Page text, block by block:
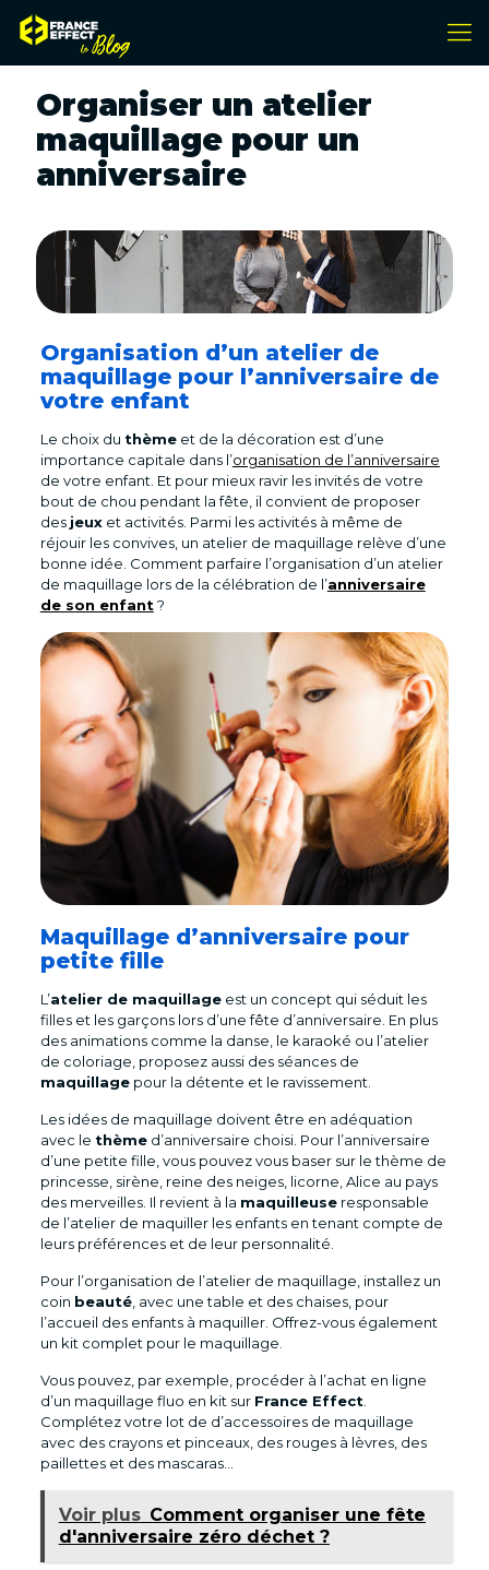
Organiser un atelier
maquillage pour un
anniversaire
Organisation d’un atelier de
maquillage pour l’anniversaire de
votre enfant
Le choix du thèmeet de la décoration est d’une
importance capitale dans l’organisation de l’anniversaire
de votre enfant. Et pour mieux ravir les invités de votre
bout de chou pendant la fête, il convient de proposer
des jeuxet activités. Parmi les activités à même de
réjouir les convives, un atelier de maquillage relève d’une
bonne idée. Comment parfaire l’organisation d’un atelier
de maquillage lors de la célébration de l’anniversaire
de son enfant?
Maquillage d’anniversaire pour
petite fille
L’atelier de maquillageest un concept qui séduit les
filles et les garçons lors d’une fête d’anniversaire. En plus
des animations comme la danse, le karaoké ou l’atelier
de coloriage, proposez aussi des séances de
maquillagepour la détente et le ravissement.
Les idées de maquillage doivent être en adéquation
avec le thèmed’anniversaire choisi. Pour l’anniversaire
d’une petite fille, vous pouvez vous baser sur le thème de
princesse, sirène, reine des neiges, licorne, Alice au pays
des merveilles. Il revient à la maquilleuseresponsable
de l’atelier de maquiller les enfants en tenant compte de
leurs préférences et de leur personnalité.
Pour l’organisation de l’atelier de maquillage, installez un
coin beauté, avec une table et des chaises, pour
l’accueil des enfants à maquiller. Offrez-vous également
un kit complet pour le maquillage.
Vous pouvez, par exemple, procéder à l’achat en ligne
d’un maquillage fluo en kit sur France Effect.
Complétez votre lot de d’accessoires de maquillage
avec des crayons et pinceaux, des rouges à lèvres, des
paillettes et des mascaras…
Voir plus Comment organiser une fête
d'anniversaire zéro déchet ?